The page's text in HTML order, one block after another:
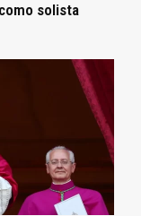
solista